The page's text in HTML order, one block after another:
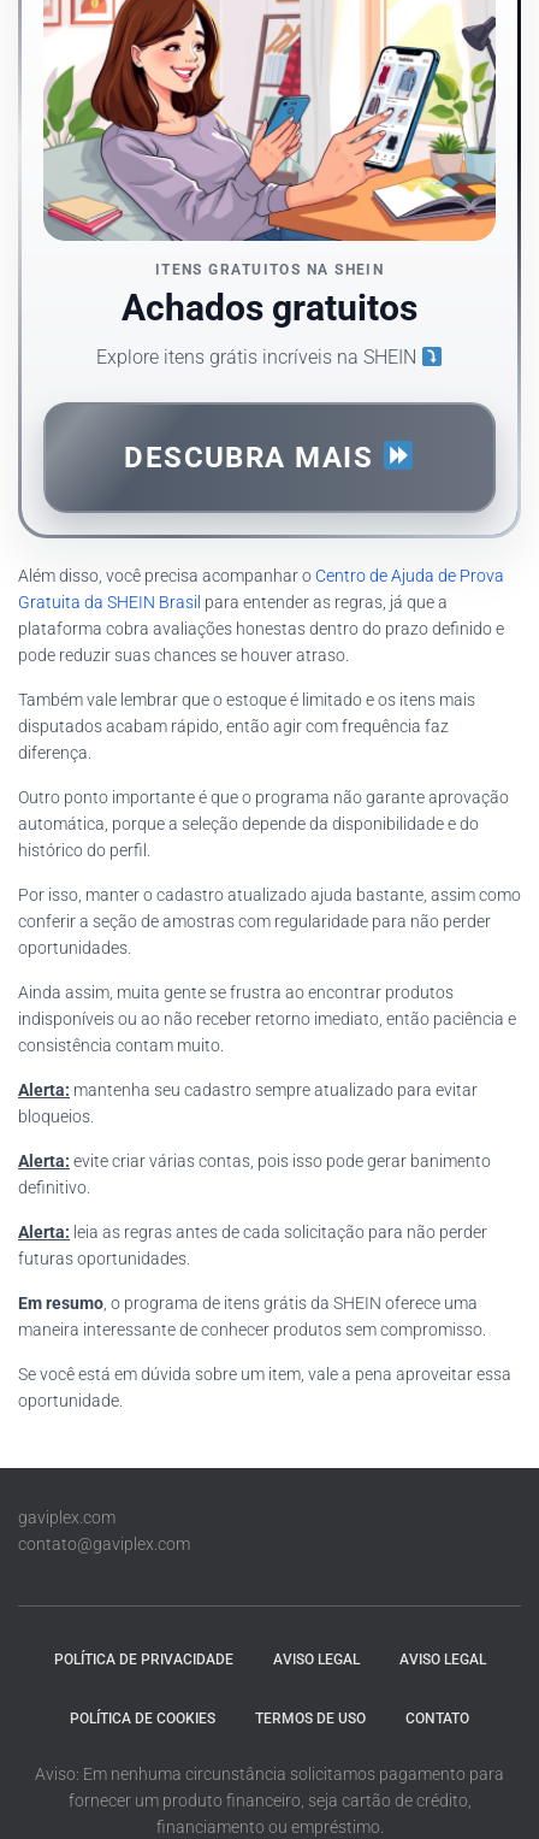
ITENS GRATUITOS NA SHEIN
Achados gratuitos
Explore itens grátis incríveis na SHEIN
DESCUBRA MAIS
Além disso, você precisa acompanhar o Centro de Ajuda de Prova
Gratuita da SHEIN Brasil para entender as regras, já que a
plataforma cobra avaliações honestas dentro do prazo definido e
pode reduzir suas chances se houver atraso.
Também vale lembrar que o estoque é limitado e os itens mais
disputados acabam rápido, então agir com frequência faz
diferença.
Outro ponto importante é que o programa não garante aprovação
automática, porque a seleção depende da disponibilidade e do
histórico do perfil.
Por isso, manter o cadastro atualizado ajuda bastante, assim como
conferir a seção de amostras com regularidade para não perder
oportunidades.
Ainda assim, muita gente se frustra ao encontrar produtos
indisponíveis ou ao não receber retorno imediato, então paciência e
consistência contam muito.
Alerta: mantenha seu cadastro sempre atualizado para evitar
bloqueios.
Alerta: evite criar várias contas, pois isso pode gerar banimento
definitivo.
Alerta: leia as regras antes de cada solicitação para não perder
futuras oportunidades.
Em resumo , o programa de itens grátis da SHEIN oferece uma
maneira interessante de conhecer produtos sem compromisso.
Se você está em dúvida sobre um item, vale a pena aproveitar essa
oportunidade.
gaviplex.com
contato@gaviplex.com
POLÍTICA DE PRIVACIDADE AVISO LEGAL AVISO LEGAL
POLÍTICA DE COOKIES TERMOS DE USO CONTATO
Aviso: Em nenhuma circunstância solicitamos pagamento para
fornecer um produto financeiro, seja cartão de crédito,
financiamento ou empréstimo.